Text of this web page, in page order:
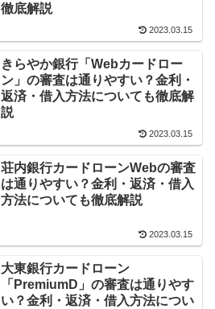
徹底解説
2023.03.15
きらやか銀行「Webカードロー
ン」の審査は通りやすい？金利・
返済・借入方法についても徹底解
説
2023.03.15
荘内銀行カードローンWebの審査
は通りやすい？金利・返済・借入
方法についても徹底解説
2023.03.15
大東銀行カードローン
「PremiumD」の審査は通りやす
い？金利・返済・借入方法につい